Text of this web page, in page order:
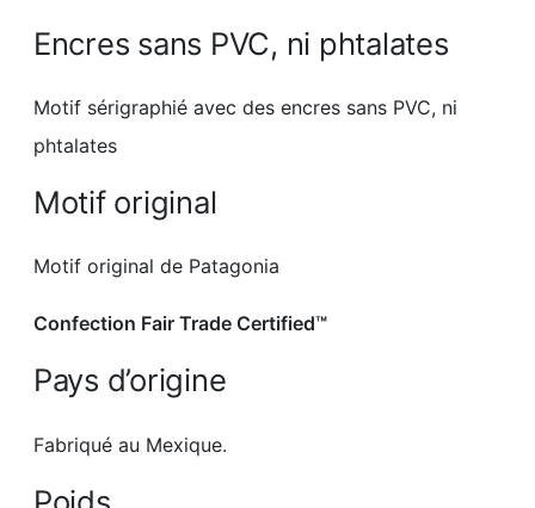
Encres sans PVC, ni phtalates
Motif sérigraphié avec des encres sans PVC, ni
phtalates
Motif original
Motif original de Patagonia
Confection Fair Trade Certified™
Pays d’origine
Fabriqué au Mexique.